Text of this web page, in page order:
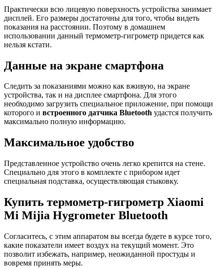
Практически всю лицевую поверхность устройства занимает
дисплей. Его размеры достаточны для того, чтобы видеть
показания на расстоянии. Поэтому в домашнем
использовании данный термометр-гигрометр придется как
нельзя кстати.
Данные на экране смартфона
Следить за показаниями можно как вживую, на экране
устройства, так и на дисплее смартфона. Для этого
необходимо загрузить специальное приложение, при помощи
которого и встроенного датчика Bluetooth удастся получить
максимально полную информацию.
Максимальное удобство
Представленное устройство очень легко крепится на стене.
Специально для этого в комплекте с прибором идет
специальная подставка, осуществляющая стыковку.
Купить термометр-гигрометр Xiaomi
Mi Mijia Hygrometer Bluetooth
Согласитесь, с этим аппаратом вы всегда будете в курсе того,
какие показатели имеет воздух на текущий момент. Это
позволит избежать, например, неожиданной простуды и
вовремя принять меры.